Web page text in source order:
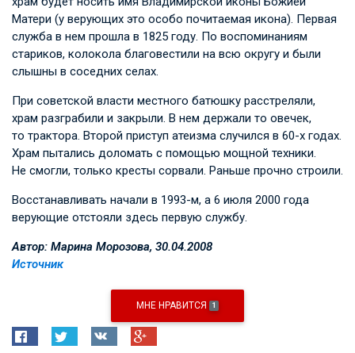
Матери (у верующих это особо почитаемая икона). Первая
служба в нем прошла в 1825 году. По воспоминаниям
стариков, колокола благовестили на всю округу и были
слышны в соседних селах.
При советской власти местного батюшку расстреляли,
храм разграбили и закрыли. В нем держали то овечек,
то трактора. Второй приступ атеизма случился в 60-х годах.
Храм пытались доломать с помощью мощной техники.
Не смогли, только кресты сорвали. Раньше прочно строили.
Восстанавливать начали в 1993-м, а 6 июля 2000 года
верующие отстояли здесь первую службу.
Автор: Марина Морозова, 30.04.2008
Источник
МНЕ НРАВИТСЯ 1